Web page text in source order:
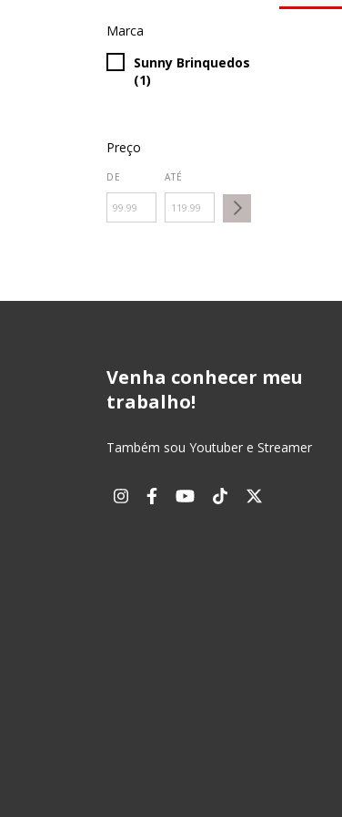
Marca
Sunny Brinquedos
(1)
Preço
DE ATÉ
Venha conhecer meu
trabalho!
Também sou Youtuber e Streamer